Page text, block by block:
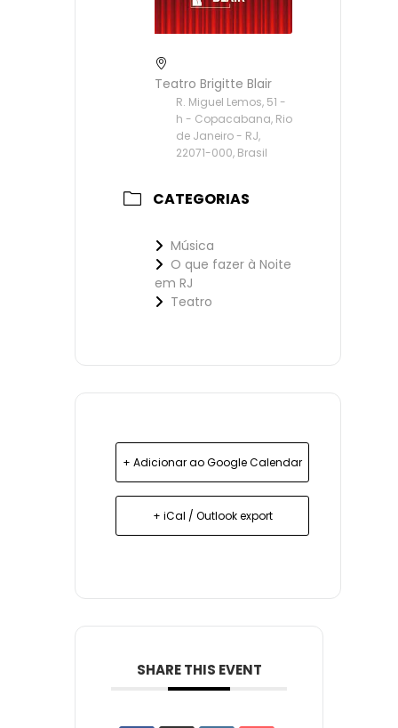
Teatro Brigitte Blair
R. Miguel Lemos, 51 -
h - Copacabana, Rio
de Janeiro - RJ,
22071-000, Brasil
CATEGORIAS
Música
O que fazer à Noite
em RJ
Teatro
+ Adicionar ao Google Calendar
+ iCal / Outlook export
SHARE THIS EVENT